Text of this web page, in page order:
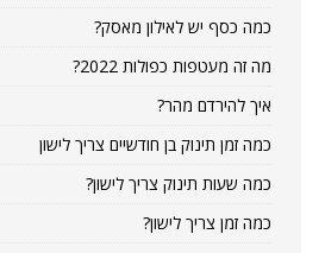
כמה כסף יש לאילון מאסק?
מה זה מעטפות כפולות 2022?
איך להירדם מהר?
כמה זמן תינוק בן חודשיים צריך לישון
כמה שעות תינוק צריך לישון?
כמה זמן צריך לישון?